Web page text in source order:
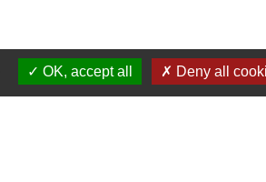
OK, accept all Deny all